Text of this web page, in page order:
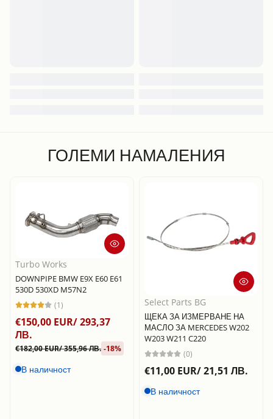
ГОЛЕМИ НАМАЛЕНИЯ
Turbo Works
DOWNPIPE BMW E9X E60 E61
530D 530XD M57N2
(1)
€150,00 EUR/ 293,37
ЛВ.
€182,00 EUR/ 355,96 ЛВ. -18%
В наличност
Select Parts BG
ЩЕКА ЗА ИЗМЕРВАНЕ НА
МАСЛО ЗА MERCEDES W202
W203 W211 C220
(0)
€11,00 EUR/ 21,51 ЛВ.
В наличност